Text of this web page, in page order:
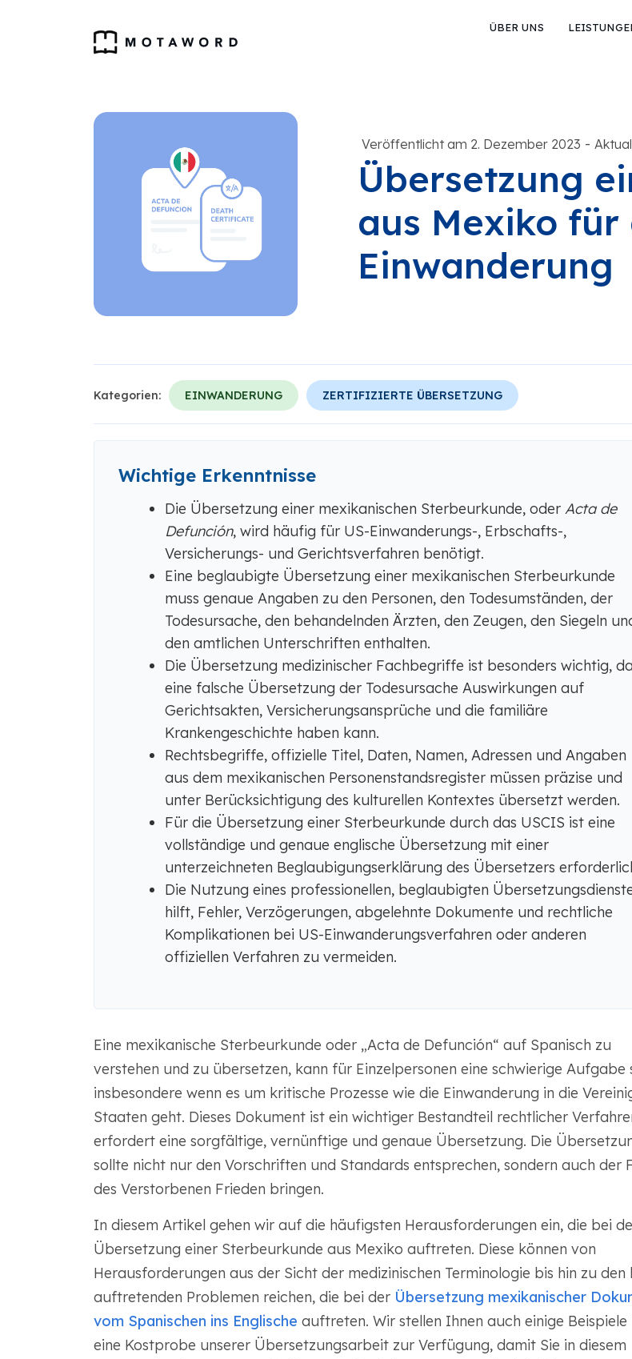
ÜBER UNS
Veröffentlicht am 2. Dezember 2023 -
Übersetzung
aus Mexiko für
Einwanderung
Kategorien: EINWANDERUNG ZERTIFIZIERTE ÜBERSETZUNG
Wichtige Erkenntnisse
Die Übersetzung einer mexikanischen Sterbeurkunde, oder Acta de
Defunción, wird häufig für US-Einwanderungs-, Erbschafts-,
Versicherungs- und Gerichtsverfahren benötigt.
Eine beglaubigte Übersetzung einer mexikanischen Sterbeurkunde
muss genaue Angaben zu den Personen, den Todesumständen, der
Todesursache, den behandelnden Ärzten, den Zeugen, den Siegeln
den amtlichen Unterschriften enthalten.
Die Übersetzung medizinischer Fachbegriffe ist besonders wichtig, da
eine falsche Übersetzung der Todesursache Auswirkungen auf
Gerichtsakten, Versicherungsansprüche und die familiäre
Krankengeschichte haben kann.
Rechtsbegriffe, offizielle Titel, Daten, Namen, Adressen und Angaben
aus dem mexikanischen Personenstandsregister müssen präzise und
unter Berücksichtigung des kulturellen Kontextes übersetzt werden.
Für die Übersetzung einer Sterbeurkunde durch das USCIS ist eine
vollständige und genaue englische Übersetzung mit einer
unterzeichneten Beglaubigungserklärung des Übersetzers
Die Nutzung eines professionellen, beglaubigten
hilft, Fehler, Verzögerungen, abgelehnte Dokumente und rechtliche
Komplikationen bei US-Einwanderungsverfahren oder anderen
offiziellen Verfahren zu vermeiden.
Eine mexikanische Sterbeurkunde oder „Acta de Defunción“ auf Spanisch zu
verstehen und zu übersetzen, kann für Einzelpersonen eine schwierige Aufgabe
insbesondere wenn es um kritische Prozesse wie die Einwanderung in die
Staaten geht. Dieses Dokument ist ein wichtiger Bestandteil rechtlicher
erfordert eine sorgfältige, vernünftige und genaue Übersetzung. Die
sollte nicht nur den Vorschriften und Standards entsprechen, sondern auch der
des Verstorbenen Frieden bringen.
In diesem Artikel gehen wir auf die häufigsten Herausforderungen ein, die bei
Übersetzung einer Sterbeurkunde aus Mexiko auftreten. Diese können von
Herausforderungen aus der Sicht der medizinischen Terminologie bis hin zu den
auftretenden Problemen reichen, die bei der Übersetzung mexikanischer
vom Spanischen ins Englische auftreten. Wir stellen Ihnen auch einige Beispiele
eine Kostprobe unserer Übersetzungsarbeit zur Verfügung, damit Sie in diesem